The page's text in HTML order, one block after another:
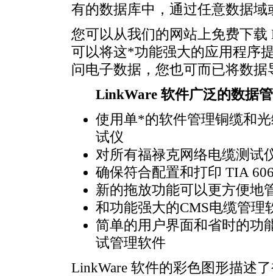
有的数据库中，通过任意数据
您可以从我们的网站上免费下载
可以将这*功能强大的应用程序
问电子数据，您也可而已将数据
LinkWare 软件广泛的数据
使用单*的软件管理铜缆和
试仪
对所有福禄克网络电缆测试
确保符合配置和打印 TIA
新的拖放功能可以更方便地
和功能强大的CMS电缆管理
简单的用户界面和省时的功
试管理软件
LinkWare 软件的彩色图形描述